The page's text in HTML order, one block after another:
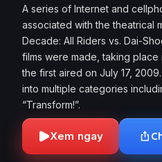
A series of Internet and
associated with the theatrical
Decade: All Riders vs. Dai-
films were made, taking place
the first aired on July 17,
into multiple categories
“Transform!”.
Xem ngay